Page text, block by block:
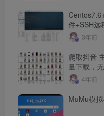
件+SSH远
3年前
爬取抖音
量下载，
4年前
MuMu模